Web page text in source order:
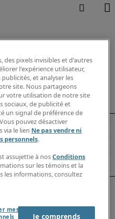
des pixels invisibles et d'autres
l'expérience utilisateur,
et analyser les
site. Nous partageons
votre utilisation de notre site
sociaux, de publicité et
un signal de préférence de
pouvez désactiver
via le lien Ne pas vendre ni
personnels.
assujettie à nosConditions
sur les témoins et la
les informations, consultez
mes
Je comprends